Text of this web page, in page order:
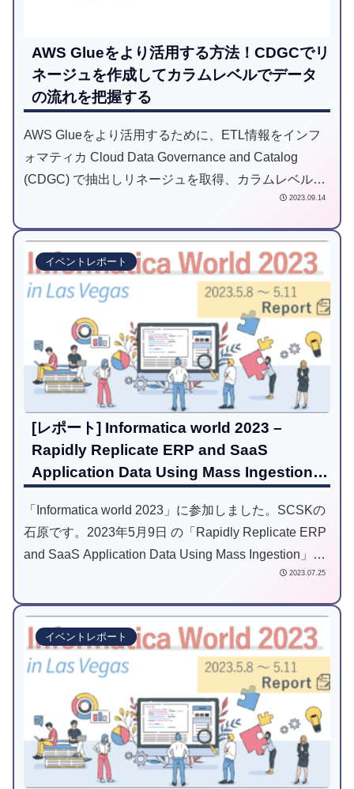
AWS Glueをより活用する方法！CDGCでリ
ネージュを作成してカラムレベルでデータ
の流れを把握する
AWS Glueをより活用するために、ETL情報をインフ
ォマティカ Cloud Data Governance and Catalog
(CDGC) で抽出しリネージュを取得、カラムレベルで
のデータの流れを把握できることを検証します。2023.09.14
イベントレポート
[レポート] Informatica world 2023 –
Rapidly Replicate ERP and SaaS
Application Data Using Mass Ingestion –
「Informatica world 2023」に参加しました。SCSKの
石原です。2023年5月9日 の「Rapidly Replicate ERP
and SaaS Application Data Using Mass Ingestion」に
2023.07.25
イベントレポート